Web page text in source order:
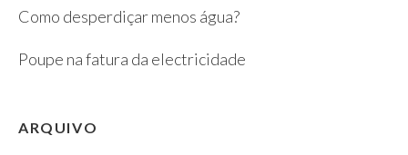
Como desperdiçar menos água?
Poupe na fatura da electricidade
ARQUIVO